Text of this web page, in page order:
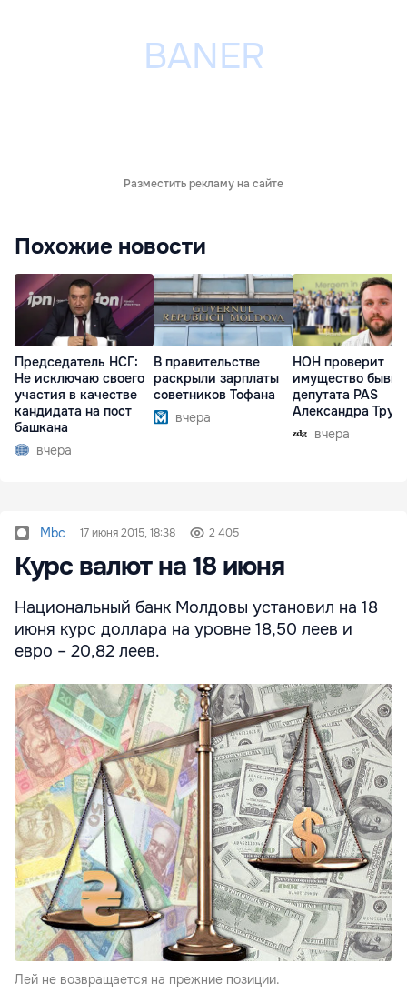
Разместить рекламу на сайте
Похожие новости
Председатель НСГ:
Не исключаю своего
участия в качестве
кандидата на пост
башкана
вчера
В правительстве
раскрыли зарплаты
советников Тофана
вчера
НОН проверит
имущество
депутата PAS
Александра
вчера
Mbc 17 июня 2015, 18:38 2 405
Курс валют на 18 июня
Национальный банк Молдовы установил на 18
июня курс доллара на уровне 18,50 леев и
евро – 20,82 леев.
Лей не возвращается на прежние позиции.